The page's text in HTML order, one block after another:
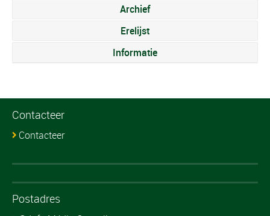
Archief
Erelijst
Informatie
Contacteer
Contacteer
Postadres